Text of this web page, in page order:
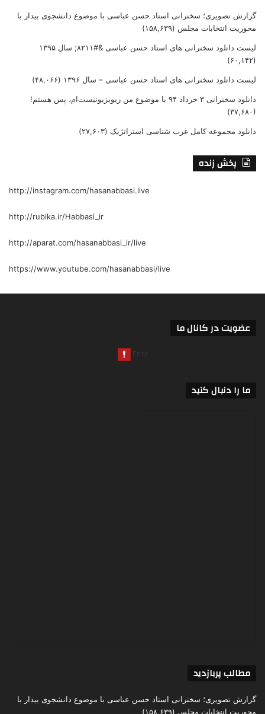
گزارش تصویری؛ سخنرانی استاد حسن عباسی با موضوع دانشجوی بیدار با
محوریت انتخابات مجلس (۱۵۸,۶۳۹)
لیست دانلود سخنرانی های استاد حسن عباسی &#۸۲۱۱; سال ۱۳۹۵
(۶۰,۱۴۲)
لیست دانلود سخنرانی های استاد حسن عباسی – سال ۱۳۹۶ (۴۸,۰۶۶)
دانلود سخنرانی ۳ خرداد ۹۴ با موضوع من ریویزیونیست‌ام، پس هستم!
(۳۷,۶۸۰)
دانلود مجموعه کامل غرب شناسی استراتژیک (۲۷,۶۰۳)
پخش زنده
http://instagram.com/hasanabbasi.live
http://rubika.ir/Habbasi_ir
http://aparat.com/hasanabbasi_ir/live
https://www.youtube.com/hasanabbasi/live
عضویت در کانال ما
ما را دنبال کنید
مطالب پربازدید
گزارش تصویری؛ سخنرانی استاد حسن عباسی با موضوع دانشجوی بیدار با
محوریت انتخابات مجلس (۱۵۸,۶۳۹)